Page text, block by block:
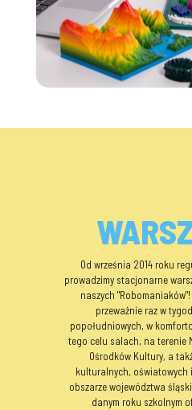
Od września 2014 roku
prowadzimy stacjonarne
naszych
przeważnie raz w
popołudniowych, w
tego celu salach, na terenie
Ośrodków Kultury, a
kulturalnych, oświatowych
obszarze województwa
danym roku szkolnym